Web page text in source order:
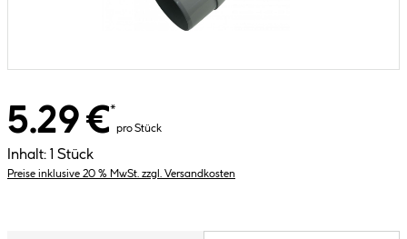
5.29 €*
pro Stück
Inhalt: 1 Stück
Preise inklusive 20 % MwSt. zzgl. Versandkosten